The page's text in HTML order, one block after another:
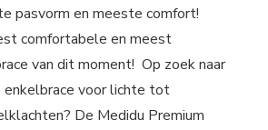
pasvorm en meeste comfort!
comfortabele en meest
van dit moment! Op zoek naar
voor lichte tot
De Medidu Premium